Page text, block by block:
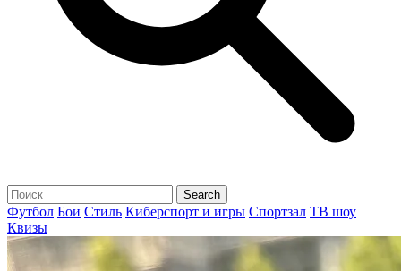
Футбол Бои Стиль Киберспорт и игры Спортзал ТВ шоу
Квизы